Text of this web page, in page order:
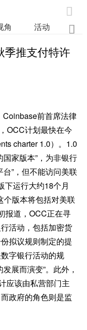

角 活动 业

季推支付特许
前首席法律
OCC计划最快在今
charter 1.0）。1.0
家版本”，为非银行
”，但不能访问美联
下运行大约18个月
个版本将包括对美联
报道，OCC正在寻
活动，包括加密货
拟议规则制定的提
字银行活动的规
展而演变”。此外，
应该由私营部门主
政府的角色则是监